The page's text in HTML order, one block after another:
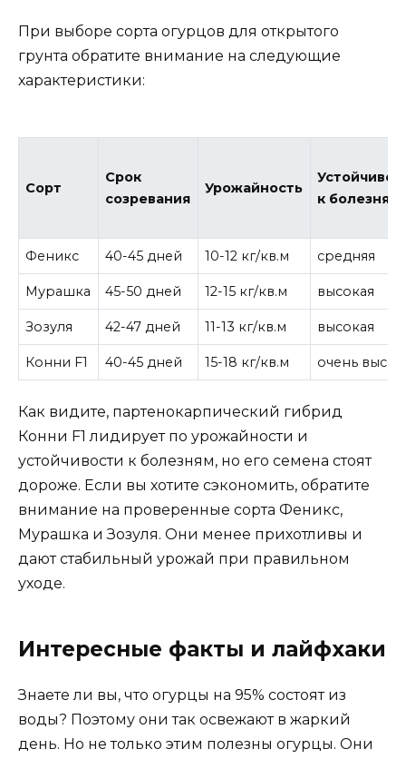
При выборе сорта огурцов для открытого
грунта обратите внимание на следующие
характеристики:
Сорт
Срок
созревания
Урожайность
к болезням
Феникс 40-45 дней 10-12 кг/кв.м средняя
Мурашка 45-50 дней 12-15 кг/кв.м высокая
Зозуля 42-47 дней 11-13 кг/кв.м высокая
Конни F1 40-45 дней 15-18 кг/кв.м очень
Как видите, партенокарпический гибрид
Конни F1 лидирует по урожайности и
устойчивости к болезням, но его семена стоят
дороже. Если вы хотите сэкономить, обратите
внимание на проверенные сорта Феникс,
Мурашка и Зозуля. Они менее прихотливы и
дают стабильный урожай при правильном
уходе.
Интересные факты и лайфхаки
Знаете ли вы, что огурцы на 95% состоят из
воды? Поэтому они так освежают в жаркий
день. Но не только этим полезны огурцы. Они